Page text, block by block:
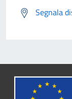
Segnala